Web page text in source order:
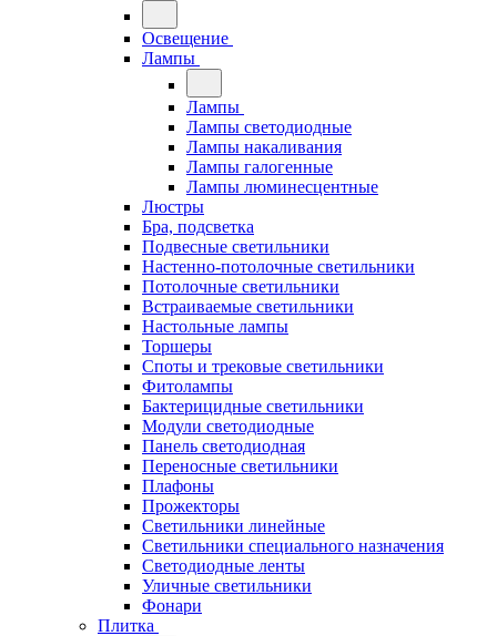
Освещение
Лампы
Лампы
Лампы светодиодные
Лампы накаливания
Лампы галогенные
Лампы люминесцентные
Люстры
Бра, подсветка
Подвесные светильники
Настенно-потолочные светильники
Потолочные светильники
Встраиваемые светильники
Настольные лампы
Торшеры
Споты и трековые светильники
Фитолампы
Бактерицидные светильники
Модули светодиодные
Панель светодиодная
Переносные светильники
Плафоны
Прожекторы
Светильники линейные
Светильники специального назначения
Светодиодные ленты
Уличные светильники
Фонари
Плитка